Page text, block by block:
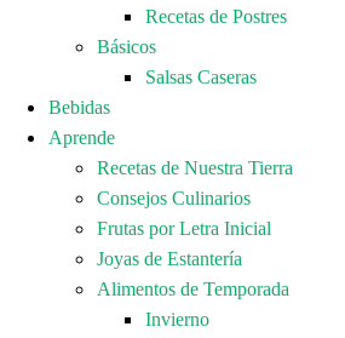
Recetas de Postres
Básicos
Salsas Caseras
Bebidas
Aprende
Recetas de Nuestra Tierra
Consejos Culinarios
Frutas por Letra Inicial
Joyas de Estantería
Alimentos de Temporada
Invierno